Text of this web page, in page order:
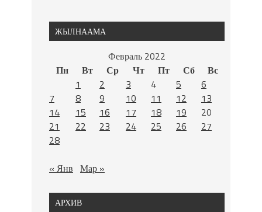
ЖЫЛНААМА
Февраль 2022
Пн
Вт Ср Чт Пт Сб
Вс
1
2 3 4 5
6
7
8 9 10 11 12
13
14
15 16 17 18 19
20
21
22 23 24 25 26
27
28
« Янв Мар »
АРХИВ